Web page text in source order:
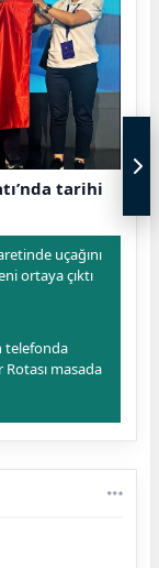
tarihi
uçağını
ortaya çıktı
telefonda
masada